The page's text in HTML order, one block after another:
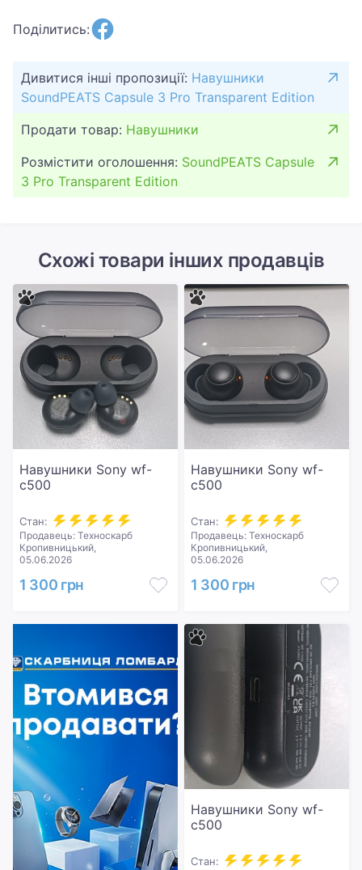
Поділитись:
Дивитися інші пропозиції: Навушники
SoundPEATS Capsule 3 Pro Transparent Edition
Продати товар: Навушники
Розмістити оголошення: SoundPEATS Capsule
3 Pro Transparent Edition
Схожі товари інших продавців
Навушники Sony wf-
c500
Стан:
Продавець: Техноскарб
Кропивницький,
05.06.2026
1 300 грн
Навушники Sony wf-
c500
Стан:
Продавець: Техноскарб
Кропивницький,
05.06.2026
1 300 грн
Навушники Sony wf-
c500
Стан: